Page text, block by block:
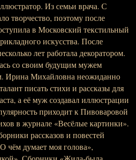
Из семьи врача. С
творчество, поэтому после
в Московский текстильный
искусства. После
лет работала декоратором.
со своим будущим мужем
Ирина Михайловна неожиданно
писать стихи и рассказы для
а её муж создавал иллюстрации
приходит к Пивоваровой
в журнале «Весёлые картинки».
рассказов и повестей
думает моя голова»,